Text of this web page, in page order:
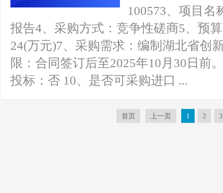
100573、项目名
报告4、采购方式：竞争性磋商5、预
24(万元)7、采购需求：编制湖北省创
限：合同签订后至2025年10月30日前
投标：否 10、是否可采购进口 ...
首页 上一页 1 2 3